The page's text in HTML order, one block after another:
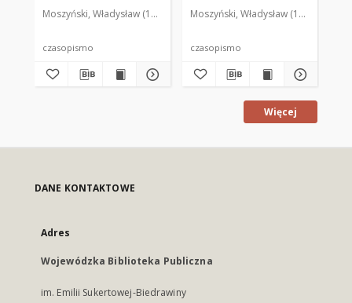
Moszyński, Władysław (1922-2001). Red. Mroczkowski, Włodzimierz
czasopismo
Moszyński, Władysław (1922-2001).
czasopismo
Więcej
DANE KONTAKTOWE
Adres
Wojewódzka Biblioteka Publiczna
im. Emilii Sukertowej-Biedrawiny